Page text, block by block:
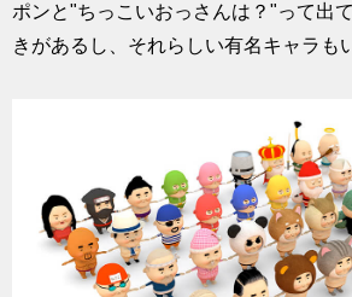
ポンと"ちっこいおっさんは？"って出
きがあるし、それらしい有名キャラも